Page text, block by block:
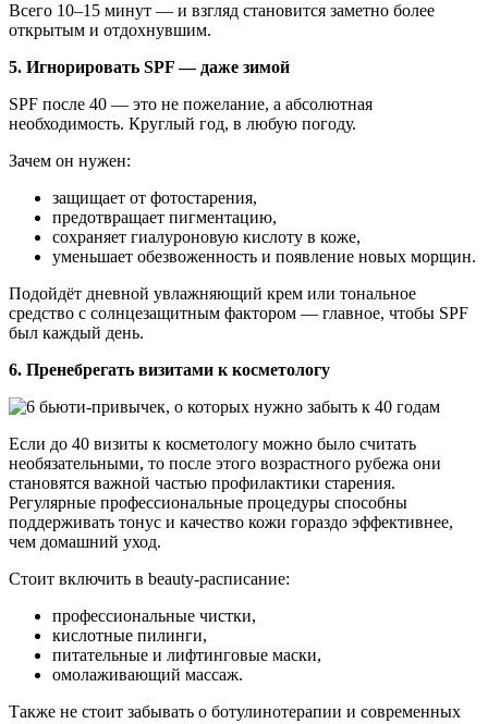
Всего 10–15 минут — и взгляд становится заметно более
открытым и отдохнувшим.
5. Игнорировать SPF — даже зимой
SPF после 40 — это не пожелание, а абсолютная
необходимость. Круглый год, в любую погоду.
Зачем он нужен:
защищает от фотостарения,
предотвращает пигментацию,
сохраняет гиалуроновую кислоту в коже,
уменьшает обезвоженность и появление новых морщин.
Подойдёт дневной увлажняющий крем или тональное
средство с солнцезащитным фактором — главное, чтобы SPF
был каждый день.
6. Пренебрегать визитами к косметологу
Если до 40 визиты к косметологу можно было считать
необязательными, то после этого возрастного рубежа они
становятся важной частью профилактики старения.
Регулярные профессиональные процедуры способны
поддерживать тонус и качество кожи гораздо эффективнее,
чем домашний уход.
Стоит включить в beauty-расписание:
профессиональные чистки,
кислотные пилинги,
питательные и лифтинговые маски,
омолаживающий массаж.
Также не стоит забывать о ботулинотерапии и современных